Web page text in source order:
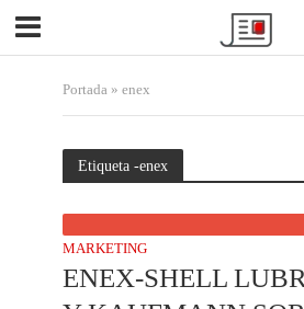
Portada» enex
Etiqueta -enex
MARKETING
ENEX-SHELL